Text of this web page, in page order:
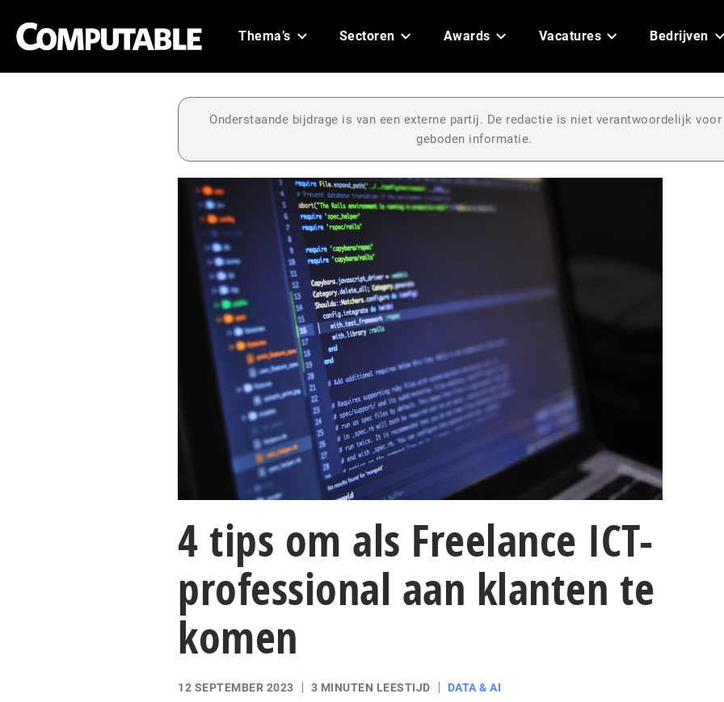
Thema’s Sectoren Awards Vacatures Bedrijven
Onderstaande bijdrage is van een externe partij. De redactie is niet verantwoordelijk voor
geboden informatie.
4 tips om als Freelance ICT-
professional aan klanten te
komen
12 SEPTEMBER 2023 3 MINUTEN LEESTIJD DATA & AI